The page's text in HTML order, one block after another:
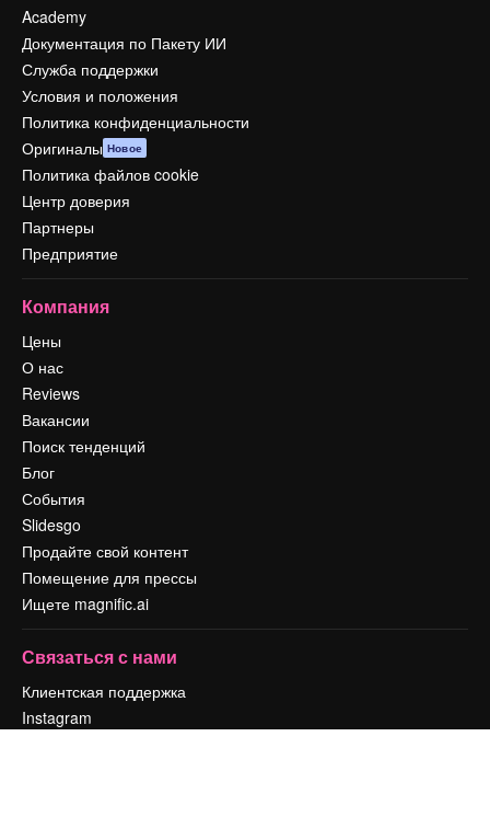
Academy
Документация по Пакету ИИ
Служба поддержки
Условия и положения
Политика конфиденциальности
Оригиналы Новое
Политика файлов cookie
Центр доверия
Партнеры
Предприятие
Компания
Цены
О нас
Reviews
Вакансии
Поиск тенденций
Блог
События
Slidesgo
Продайте свой контент
Помещение для прессы
Ищете magnific.ai
Связаться с нами
Клиентская поддержка
Instagram